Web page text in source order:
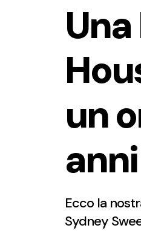
un
Ecco la
Sydney